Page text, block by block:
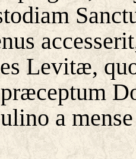
Levitæ,
a